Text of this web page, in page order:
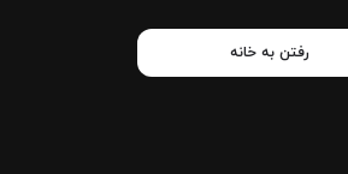
رفتن به خانه